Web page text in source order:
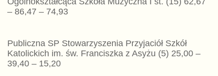
– 86,47 – 74,93
Publiczna SP Stowarzyszenia Przyjaciół Szkół
Katolickich im. św. Franciszka z Asyżu (5) 25,00 –
39,40 – 15,20